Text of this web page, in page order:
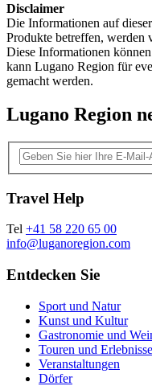
Disclaimer
Die Informationen auf
Produkte betreffen, werden
Diese Informationen
kann Lugano Region für
gemacht werden.
Lugano Region
Travel Help
Tel +41 58 220 65 00
info@luganoregion.com
Entdecken Sie
Sport und Natur
Kunst und Kultur
Gastronomie und
Touren und Erlebnisse
Veranstaltungen
Dörfer